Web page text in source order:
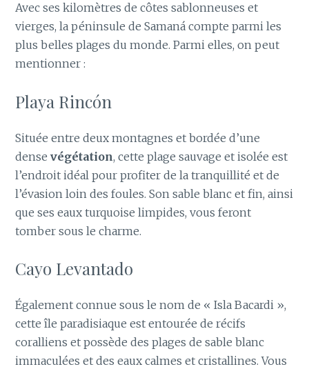
Avec ses kilomètres de côtes sablonneuses et
vierges, la péninsule de Samaná compte parmi les
plus belles plages du monde. Parmi elles, on peut
mentionner :
Playa Rincón
Située entre deux montagnes et bordée d’une
densevégétation, cette plage sauvage et isolée est
l’endroit idéal pour profiter de la tranquillité et de
l’évasion loin des foules. Son sable blanc et fin, ainsi
que ses eaux turquoise limpides, vous feront
tomber sous le charme.
Cayo Levantado
Également connue sous le nom de « Isla Bacardi »,
cette île paradisiaque est entourée de récifs
coralliens et possède des plages de sable blanc
immaculées et des eaux calmes et cristallines. Vous